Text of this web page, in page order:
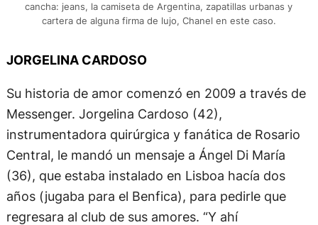
cancha: jeans, la camiseta de Argentina, zapatillas urbanas y
cartera de alguna firma de lujo, Chanel en este caso.
JORGELINA CARDOSO
Su historia de amor comenzó en 2009 a través de
Messenger. Jorgelina Cardoso (42),
instrumentadora quirúrgica y fanática de Rosario
Central, le mandó un mensaje a Ángel Di María
(36), que estaba instalado en Lisboa hacía dos
años (jugaba para el Benfica), para pedirle que
regresara al club de sus amores. “Y ahí